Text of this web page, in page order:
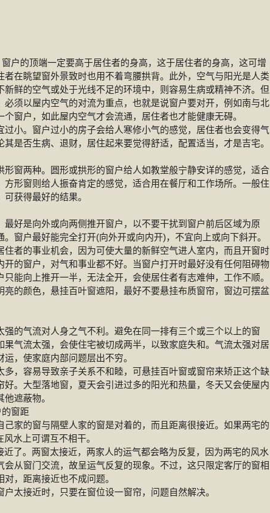
窗户的顶端一定要高于居住者的身高，这于居住者的身高，这可增
者在眺望窗外景致时也用不着弯腰拱背。此外，空气与阳光是人类
新鲜的空气或处于光线不足的环境中，则容易生病或精神不济。但
必须以屋内空气的对流为重点，也就是说窗户要对开，例如南与北
窗户，如此屋内空气才会流通，居住者也才能健康无碍。
过小。窗户过小的房子会给人寒修小气的感觉，居住者也会变得气
是否生病、退财，居住起来要觉得舒适，配置适当，才是吉宅。
形窗两种。圆形或拱形的窗户给人如教堂般宁静安详的感觉，适合
方形窗则给人振奋肯定的感觉，适合用在餐厅和工作场所。一般住
获得最好的结果。
最好是向外或向两侧推开窗户，以不要干扰到窗户前后区域为原
窗户最好能完全打开(向外开或向内开)，不宜向上或向下斜开。
住者的事业机会，因为可使大量的新鲜空气进人室内，而且开窗时
开的窗户，对气和事业都不好。当窗户打开时最好没有任何阻碍物
能向上推开一半，无法全开，会使居住者有志难伸，工作不顺。
亮的颜色，悬挂百叶窗遮阳，最好不要悬挂布质窗帘，窗边可摆盆
强的气流对人身之气不利。避免在同一排有三个或三个以上的窗
果气流太强，会使住宅被切成两半，以致家庭失和。气流太强对居
，使家庭内部问题层出不穷。
多，容易导致亲子关系不和睦，可悬挂百叶窗或窗帘来矫正这个缺
好。大型落地窗，夏天会引进过多的阳光和热量，冬天又会使屋内
遮蔽物。
窗距
己家的窗与隔壁人家的窗是对着的，而且距离很接近。如果两宅的
水上可谓互不相干。
了。两窗太接近，两家人的运气都会略为反复，因为两宅的风水
会从窗门交流，故呈运气反复的现象。不过，这只限定客厅的窗相
，距离接近也不成问题。
太接近时，只要在窗位设一窗帘，问题自然解决。